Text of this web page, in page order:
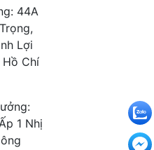
44A
Lợi
Hồ Chí
1 Nhị